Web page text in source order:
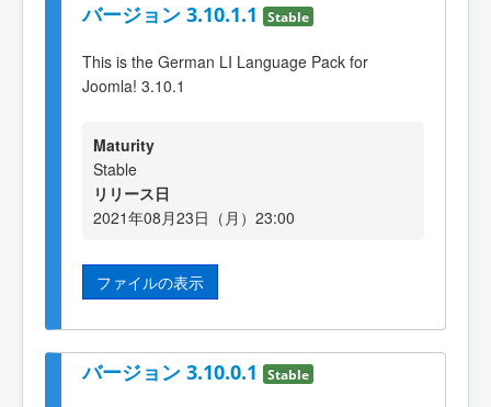
バージョン 3.10.1.1 Stable
This is the German LI Language Pack for
Joomla! 3.10.1
Maturity
Stable
リリース日
2021年08月23日（月）23:00
ファイルの表示
バージョン 3.10.0.1 Stable